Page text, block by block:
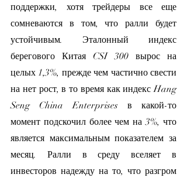
поддержки, хотя трейдеры все еще
сомневаются в том, что ралли будет
устойчивым. Эталонный индекс
берегового Китая CSI 300 вырос на
целых 1,3%, прежде чем частично свести
на нет рост, в то время как индекс Hang
Seng China Enterprises в какой-то
момент подскочил более чем на 3%, что
является максимальным показателем за
месяц. Ралли в среду вселяет в
инвесторов надежду на то, что разгром